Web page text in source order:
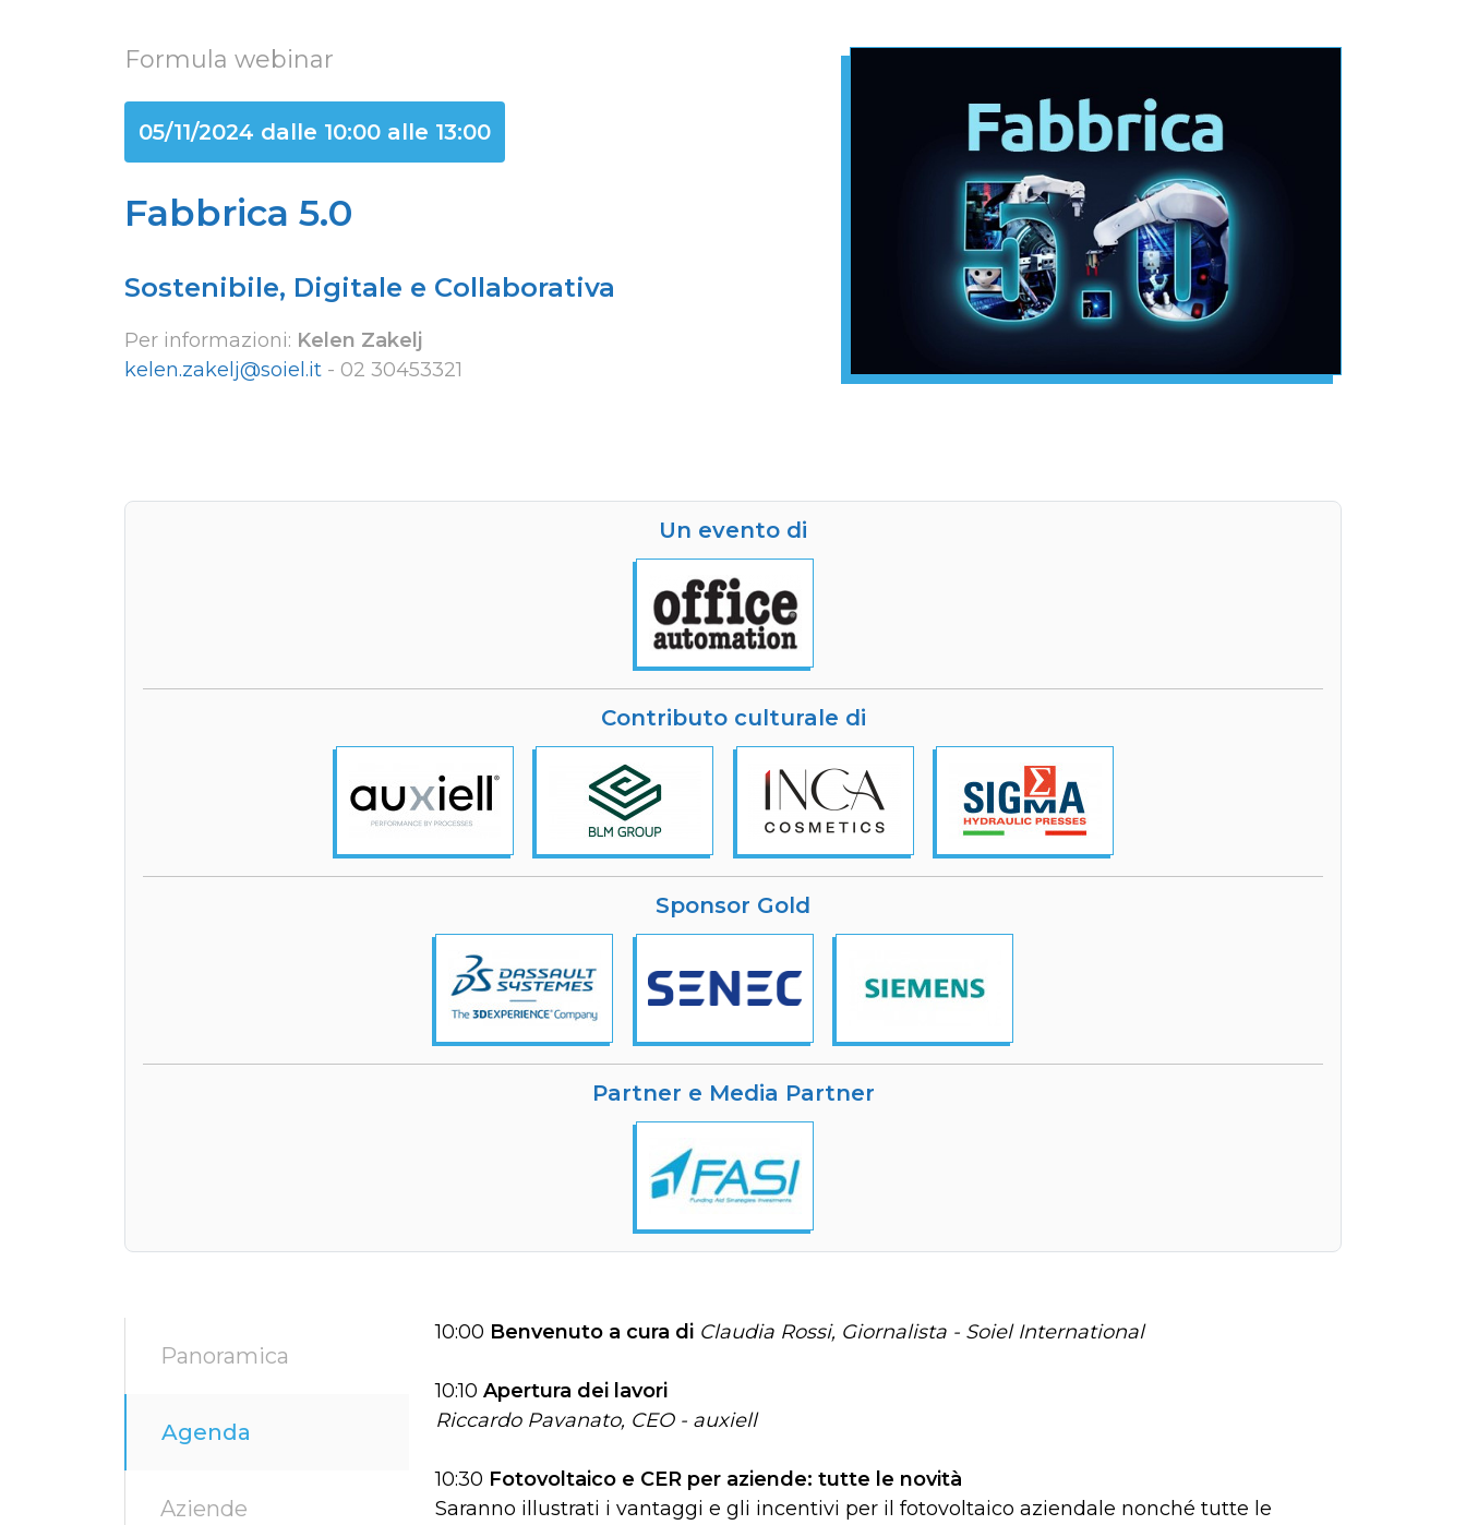
Formula webinar
05/11/2024 dalle 10:00 alle 13:00
Fabbrica 5.0
Sostenibile, Digitale e Collaborativa
Per informazioni: Kelen Zakelj
kelen.zakelj@soiel.it - 02 30453321
Un evento di
Contributo culturale di
Sponsor Gold
Partner e Media Partner
Panoramica
Agenda
Aziende
10:00 Benvenuto a cura di Claudia Rossi, Giornalista - Soiel International
10:10 Apertura dei lavori
Riccardo Pavanato, CEO - auxiell
10:30 Fotovoltaico e CER per aziende: tutte le novità
Saranno illustrati i vantaggi e gli incentivi per il fotovoltaico aziendale nonché tutte le